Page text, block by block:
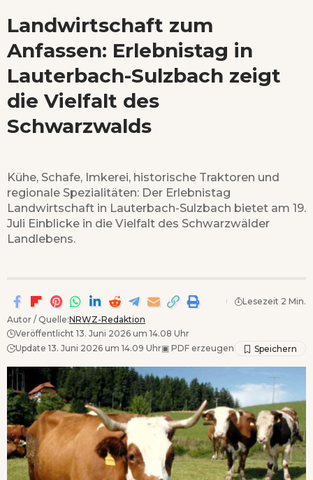
Landwirtschaft zum
Anfassen: Erlebnistag in
Lauterbach-Sulzbach zeigt
die Vielfalt des
Schwarzwalds
Kühe, Schafe, Imkerei, historische Traktoren und
regionale Spezialitäten: Der Erlebnistag
Landwirtschaft in Lauterbach-Sulzbach bietet am 19.
Juli Einblicke in die Vielfalt des Schwarzwälder
Landlebens.
Autor / Quelle:NRWZ-Redaktion
Veröffentlicht 13. Juni 2026 um 14.08 Uhr
Update 13. Juni 2026 um 14.09 Uhr▣ PDF erzeugen
Lesezeit 2 Min.